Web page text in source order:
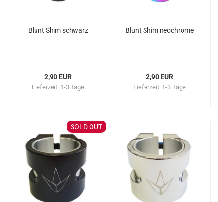
Blunt Shim schwarz
2,90 EUR
Lieferzeit: 1-3 Tage
Blunt Shim neochrome
2,90 EUR
Lieferzeit: 1-3 Tage
SOLD OUT